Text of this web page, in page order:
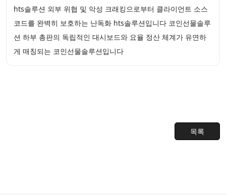
hts솔루션 외부 위협 및 악성 크래킹으로부터 클라이언트 소스
코드를 완벽히 보호하는 난독화 hts솔루션입니다 코인선물솔루
션 하부 총판의 독립적인 대시보드와 요율 정산 체계가 유연하
게 매칭되는 코인선물솔루션입니다
목록